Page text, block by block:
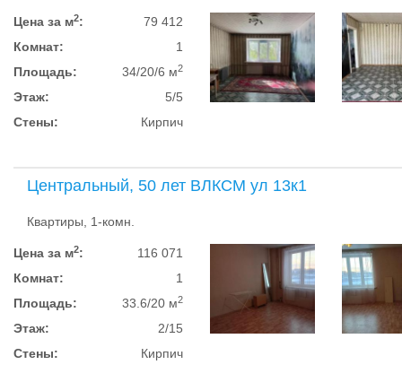
Цена за м2:
79 412
Комнат:
1
Площадь:
34/20/6 м2
Этаж:
5/5
Стены:
Кирпич
Центральный, 50 лет ВЛКСМ ул 13к1
Квартиры, 1-комн.
Цена за м2:
116 071
Комнат:
1
Площадь:
33.6/20 м2
Этаж:
2/15
Стены:
Кирпич